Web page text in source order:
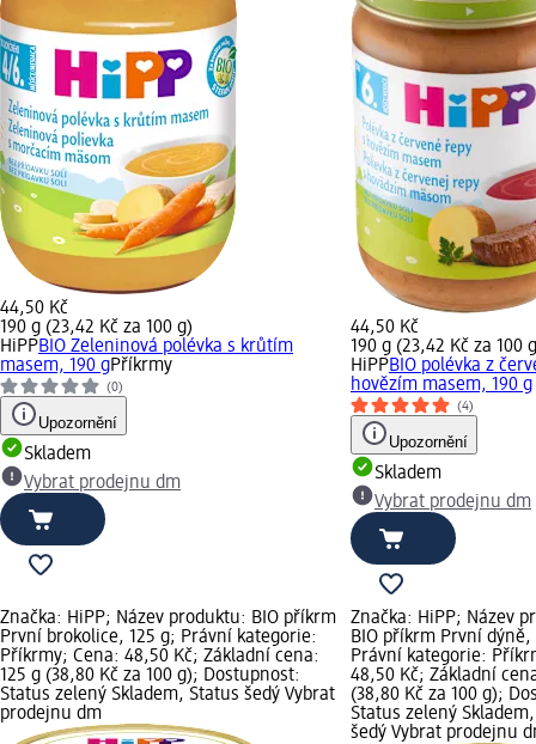
44,50 Kč
190 g (23,42 Kč za 100 g)
HiPPBIO Zeleninová polévka s krůtím
masem, 190 gPříkrmy
(0)
Upozornění
Skladem
Vybrat prodejnu dm
44,50 Kč
190 g (23,42 Kč za 100
HiPPBIO polévka z
hovězím masem, 190 g
(4)
Upozornění
Skladem
Vybrat prodejnu dm
Značka: HiPP; Název produktu: BIO příkrm
První brokolice, 125 g; Právní kategorie:
Příkrmy; Cena: 48,50 Kč; Základní cena:
125 g (38,80 Kč za 100 g); Dostupnost:
Status zelený Skladem, Status šedý Vybrat
prodejnu dm
Značka: HiPP; Název
BIO příkrm První dýně,
Právní kategorie:
48,50 Kč; Základní
(38,80 Kč za 100 g);
Status zelený
šedý Vybrat prodejnu